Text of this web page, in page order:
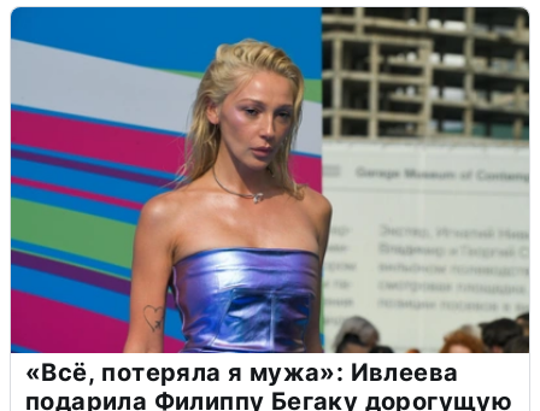
«Всё, потеряла я мужа»: Ивлеева
подарила Филиппу Бегаку дорогущую